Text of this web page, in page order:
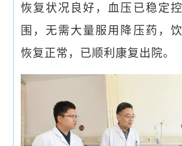
恢复状况良好，血压已稳定
围，无需大量服用降压药，
恢复正常，已顺利康复出院。